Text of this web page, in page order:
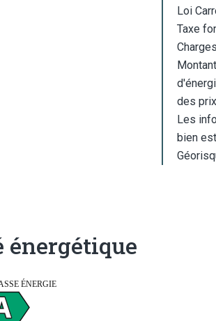
Loi
Taxe
Charges
des
Les
bien
énergétique